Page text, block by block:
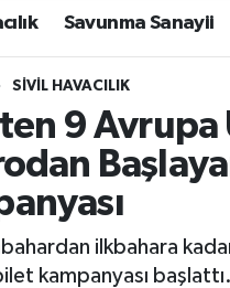
Savunma Sanayii
SIVIL HAVACILIK
9 Avrupa
ilkbahara
kampanyası